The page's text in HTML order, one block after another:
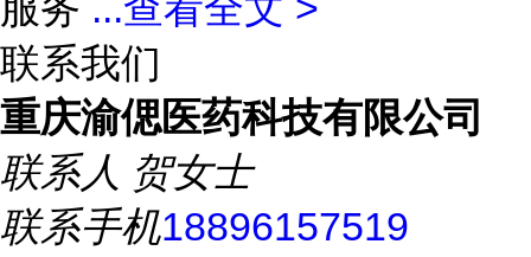
联系我们
重庆渝偲医药科技有限公司
联系人 贺女士
联系手机18896157519